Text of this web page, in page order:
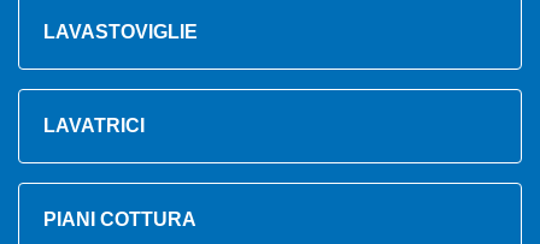
LAVASTOVIGLIE
LAVATRICI
PIANI COTTURA